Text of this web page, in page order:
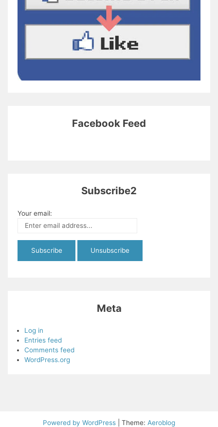
Facebook Feed
Subscribe2
Your email:
Meta
Log in
Entries feed
Comments feed
WordPress.org
Powered by WordPress Theme: Aeroblog